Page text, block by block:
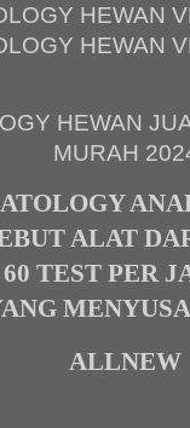
HEWAN
HEWAN
HEWAN
MURAH
ALAT
TEST PER
ALLNEW